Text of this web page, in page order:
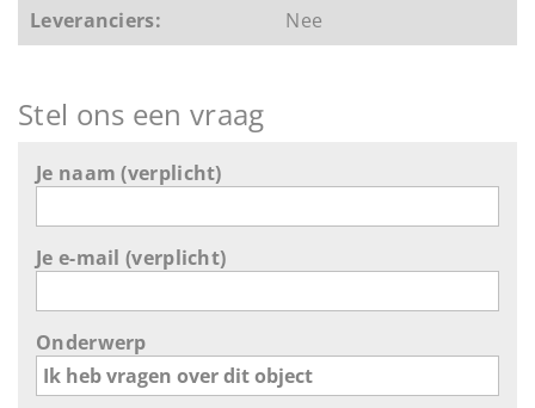
Leveranciers:
Nee
Stel ons een vraag
Je naam (verplicht)
Je e-mail (verplicht)
Onderwerp